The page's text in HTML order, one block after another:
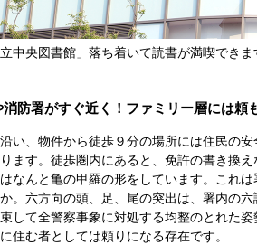
立中央図書館」落ち着いて読書が満喫できま
消防署がすぐ近く！ファミリー層には頼
い、物件から徒歩９分の場所には住民の
ます。徒歩圏内にあると、免許の書き換
なんと亀の甲羅の形をしています。これ
。六方向の頭、足、尾の突出は、署内の
して全警察事象に対処する均整のとれた
住む者としては頼りになる存在です。